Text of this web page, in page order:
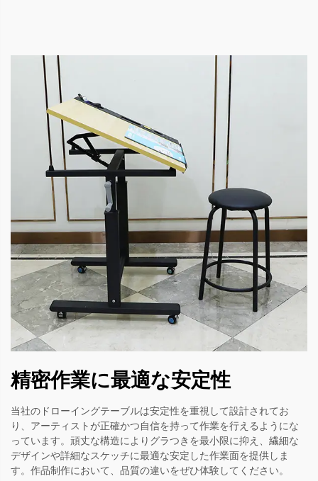
精密作業に最適な安定性
当社のドローイングテーブルは安定性を重視して設計されてお
り、アーティストが正確かつ自信を持って作業を行えるようにな
っています。頑丈な構造によりグラつきを最小限に抑え、繊細な
デザインや詳細なスケッチに最適な安定した作業面を提供しま
す。作品制作において、品質の違いをぜひ体験してください。